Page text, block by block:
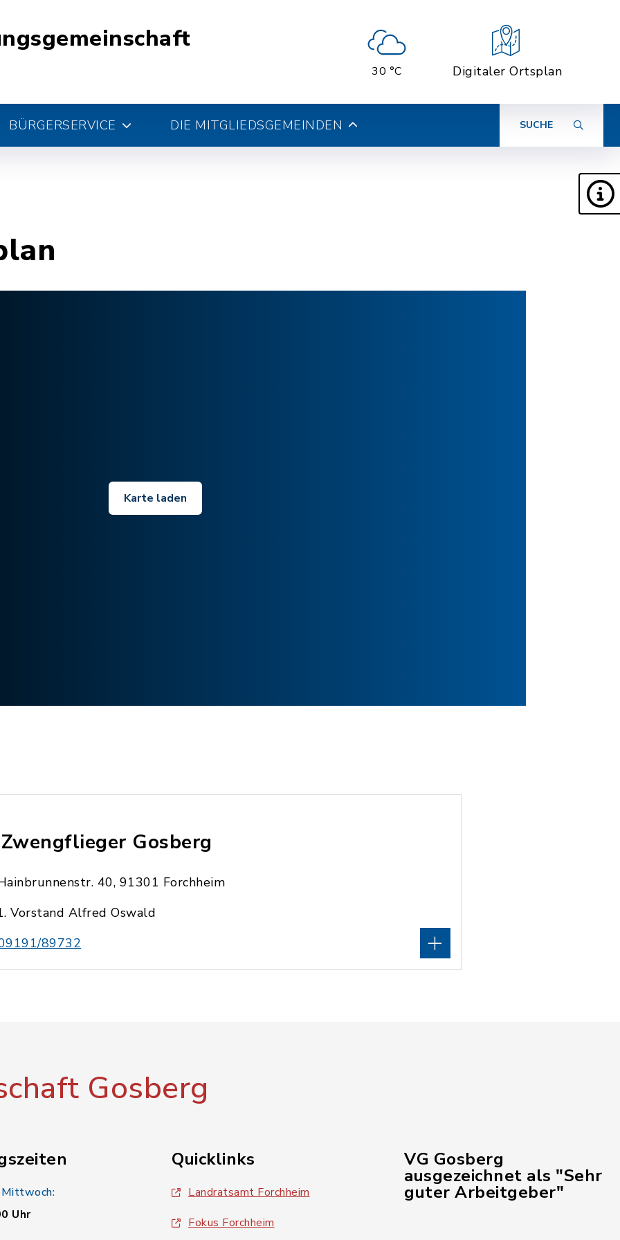
30 °C Digitaler Ortsplan
BÜRGERSERVICE DIE MITGLIEDSGEMEINDEN SUCHE
Karte laden
Gosberg
40, 91301 Forchheim
Vorstand Alfred Oswald
89732
Gosberg
Uhr
Quicklinks
Landratsamt Forchheim
Fokus Forchheim
VG Gosberg
ausgezeichnet als "Sehr
guter Arbeitgeber"